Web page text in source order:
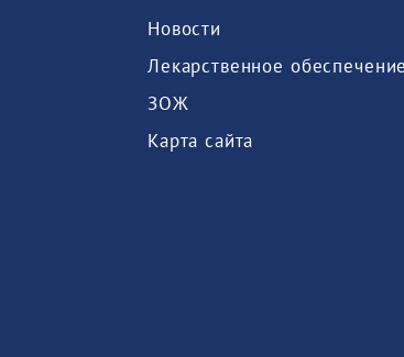
Новости
Лекарственное обеспечение
ЗОЖ
Карта сайта